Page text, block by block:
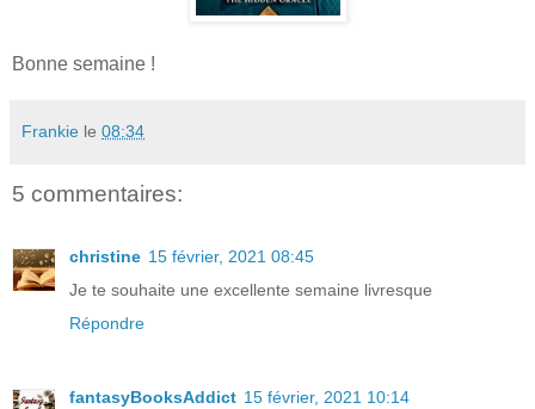
Bonne semaine !
Frankie le 08:34
5 commentaires:
christine 15 février, 2021 08:45
Je te souhaite une excellente semaine livresque
Répondre
fantasyBooksAddict 15 février, 2021 10:14